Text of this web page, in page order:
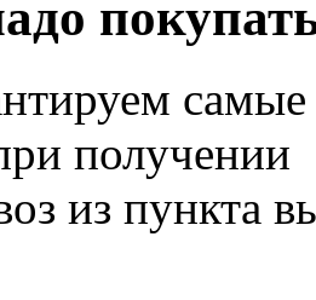
получении
из пункта